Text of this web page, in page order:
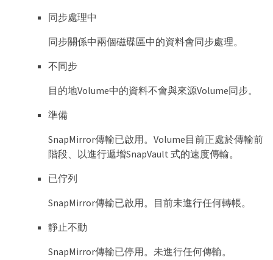
同步處理中
同步關係中兩個磁碟區中的資料會同步處理。
不同步
目的地Volume中的資料不會與來源Volume同步。
準備
SnapMirror傳輸已啟用。Volume目前正處於傳輸前
階段、以進行遞增SnapVault 式的速度傳輸。
已佇列
SnapMirror傳輸已啟用。目前未進行任何轉帳。
靜止不動
SnapMirror傳輸已停用。未進行任何傳輸。